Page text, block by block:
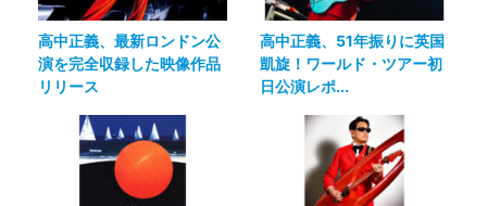
高中正義、最新ロンドン公
演を完全収録した映像作品
リリース
高中正義、51年振りに英国
凱旋！ワールド・ツアー初
日公演レポ...